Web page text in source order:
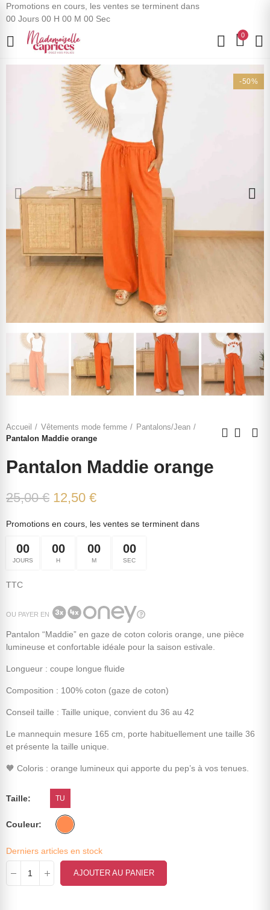
Promotions en cours, les ventes se terminent dans
00 Jours 00 H 00 M 00 Sec
0
-50%
Accueil Vêtements mode femme
Pantalons/Jean
Pantalon Maddie orange
Pantalon Maddie orange
25,00 € 12,50 €
Promotions en cours, les ventes se terminent dans
00
JOURS
00
H
00
M
00
SEC
TTC
OU PAYER EN
Pantalon “Maddie” en gaze de coton coloris orange, une pièce
lumineuse et confortable idéale pour la saison estivale.
Longueur : coupe longue fluide
Composition : 100% coton (gaze de coton)
Conseil taille : Taille unique, convient du 36 au 42
Le mannequin mesure 165 cm, porte habituellement une taille 36
et présente la taille unique.
🧡 Coloris : orange lumineux qui apporte du pep’s à vos tenues.
Taille TU
Couleur
Derniers articles en stock
AJOUTER AU PANIER